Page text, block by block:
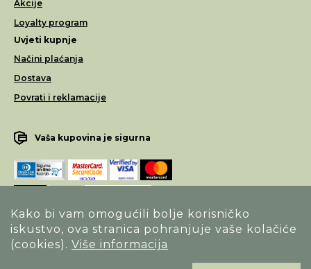
Kako bi vam omogućili bolje korisničko
iskustvo, ova stranica pohranjuje vaše kolačiće
(cookies). Više informacija
Akcije
Loyalty program
Uvjeti kupnje
Načini plaćanja
Dostava
Povrati i reklamacije
Vaša kupovina je sigurna
Opći uvjeti poslovanja